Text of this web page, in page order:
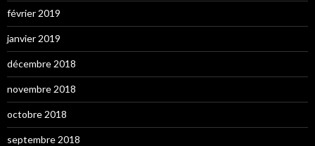
février 2019
janvier 2019
décembre 2018
novembre 2018
octobre 2018
septembre 2018